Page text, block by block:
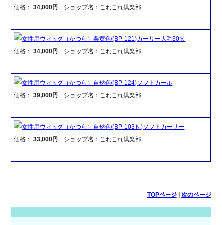
価格：34,000円 ショップ名：これこれ倶楽部
女性用ウィッグ（かつら）栗黄色/(BP-121)カーリー人毛30％
価格：34,000円 ショップ名：これこれ倶楽部
女性用ウィッグ（かつら）自然色/(BP-124)ソフトカール
価格：39,000円 ショップ名：これこれ倶楽部
女性用ウィッグ（かつら）自然色/(BP-103Ｎ)ソフトカーリー
価格：33,000円 ショップ名：これこれ倶楽部
TOPページ| 次のページ